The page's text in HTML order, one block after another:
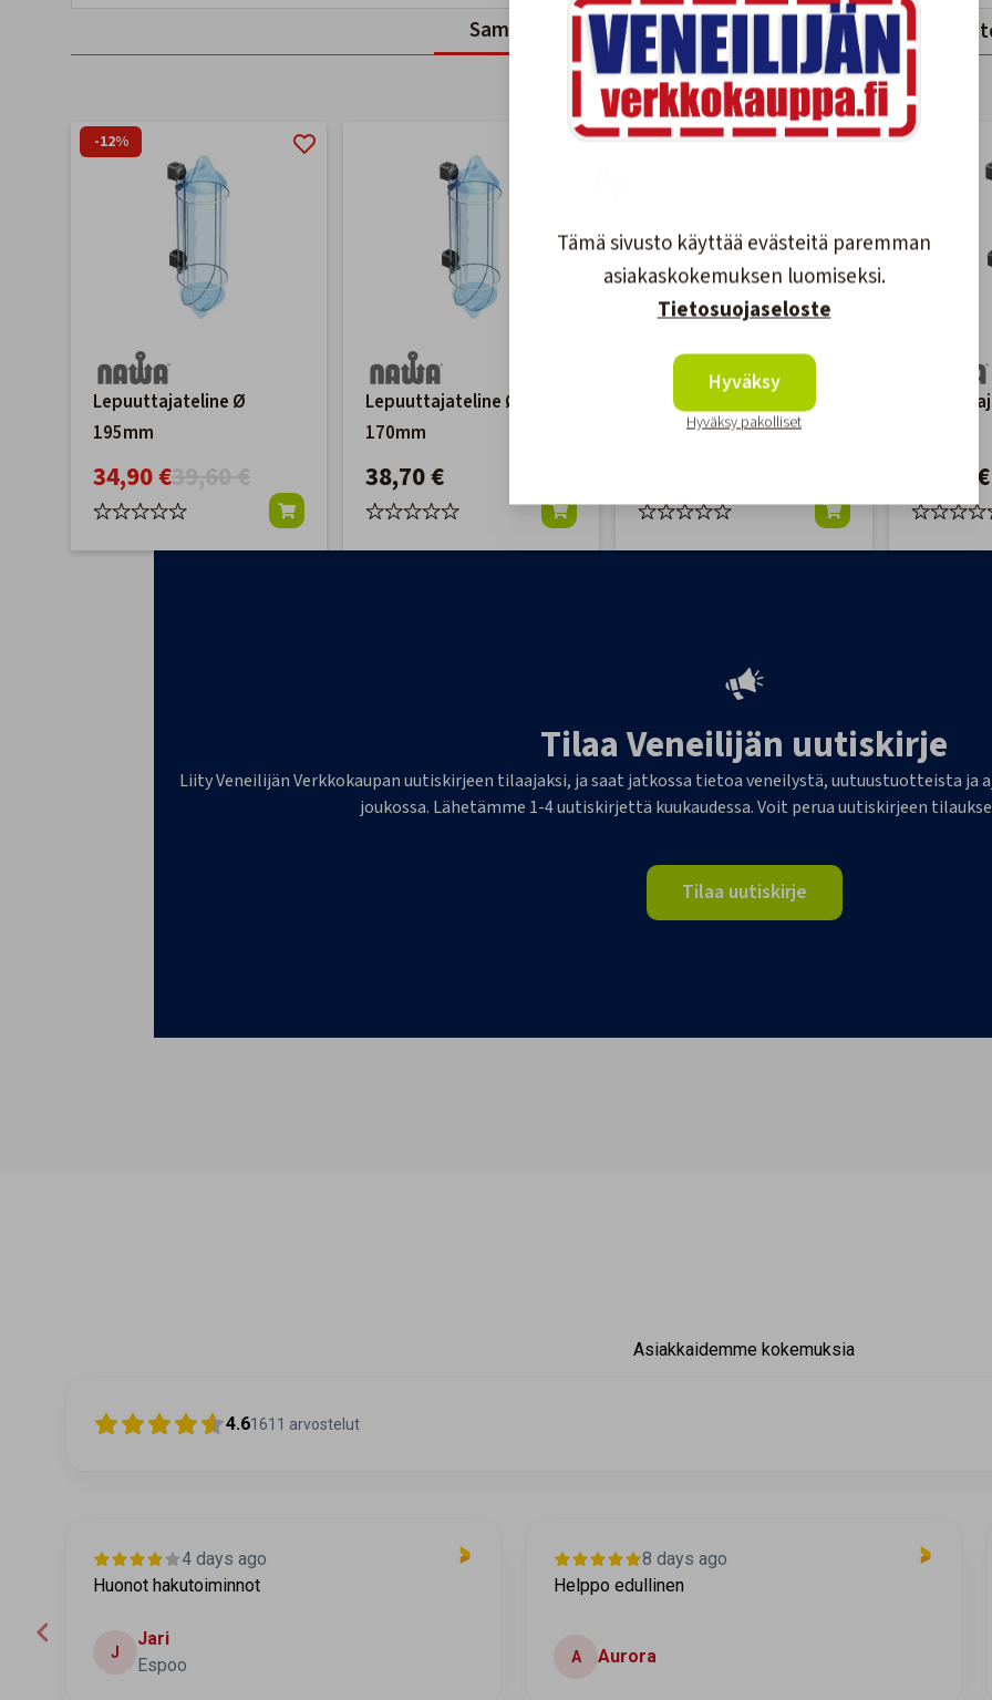
Samankaltaiset tuotteet Viimeksi katsotut
-12%
Lepuuttajateline Ø
195mm
34,90 €
Lepuuttajateline Ø
170mm
38,70 €
Lepuuttajateline Ø
150mm
44,60 €
Tilaa Veneilijän uutiskirje
Liity Veneilijän Verkkokaupan uutiskirjeen tilaajaksi, ja saat jatkossa tietoa veneilystä, uutuustuotteista
joukossa. Lähetämme 1-4 uutiskirjettä kuukaudessa. Voit perua uutiskirjeen
Tilaa uutiskirje
Asiakkaidemme kokemuksia
4.61611 arvostelut
4 days ago
Huonot hakutoiminnot
J
Jari
Espoo
8 days ago
Helppo edullinen
A Aurora
Tämä sivusto käyttää evästeitä paremman
asiakaskokemuksen luomiseksi.
Tietosuojaseloste
Hyväksy
Hyväksy pakolliset